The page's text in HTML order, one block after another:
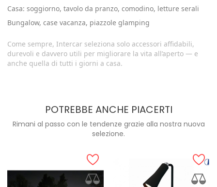
Casa: soggiorno, tavolo da pranzo, comodino, letture serali
Bungalow, case vacanza, piazzole glamping
Come sempre, Intercar seleziona solo accessori affidabili,
durevoli e davvero utili per migliorare la vita all’aperto — e
anche quella di tutti i giorni a casa.
POTREBBE ANCHE PIACERTI
Rimani al passo con le tendenze grazie alla nostra nuova
selezione.